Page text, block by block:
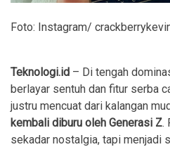
Foto: Instagram/
Teknologi.id – Di tengah
berlayar sentuh dan fitur serba
justru mencuat dari kalangan
kembali diburu oleh Generasi Z.
sekadar nostalgia, tapi menjadi